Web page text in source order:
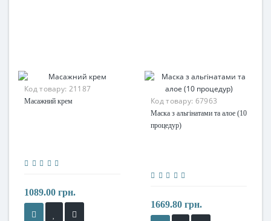
Код товару: 21187
Масажний крем
1089.00 грн.
Код товару: 67963
Маска з альгінатами та алое (10
процедур)
1669.80 грн.